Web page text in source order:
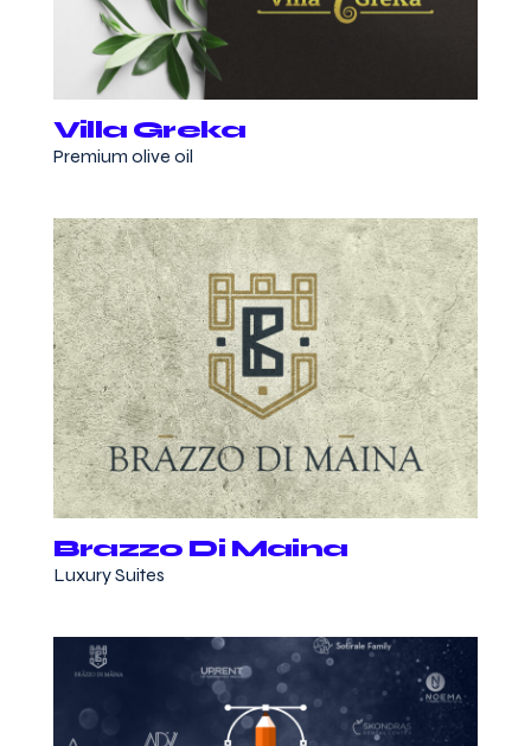
Villa Greka
Premium olive oil
Brazzo Di Maina
Luxury Suites